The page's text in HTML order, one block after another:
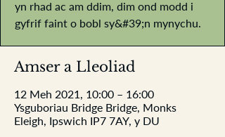
yn rhad ac am ddim, dim ond modd i
gyfrif faint o bobl sy&#39;n mynychu.
Amser a Lleoliad
12 Meh 2021, 10:00 – 16:00
Ysguboriau Bridge Bridge, Monks
Eleigh, Ipswich IP7 7AY, y DU